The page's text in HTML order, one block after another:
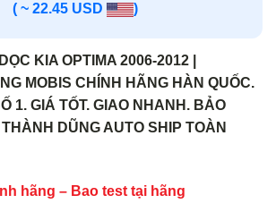
( ~ 22.45 USD )
KIA OPTIMA 2006-2012 |
MOBIS CHÍNH HÃNG HÀN QUỐC.
1. GIÁ TỐT. GIAO NHANH. BẢO
DŨNG AUTO SHIP TOÀN
hãng – Bao test tại hãng